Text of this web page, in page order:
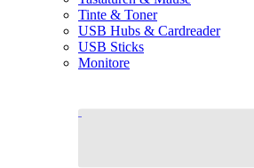
Tinte & Toner
USB Hubs & Cardreader
USB Sticks
Monitore